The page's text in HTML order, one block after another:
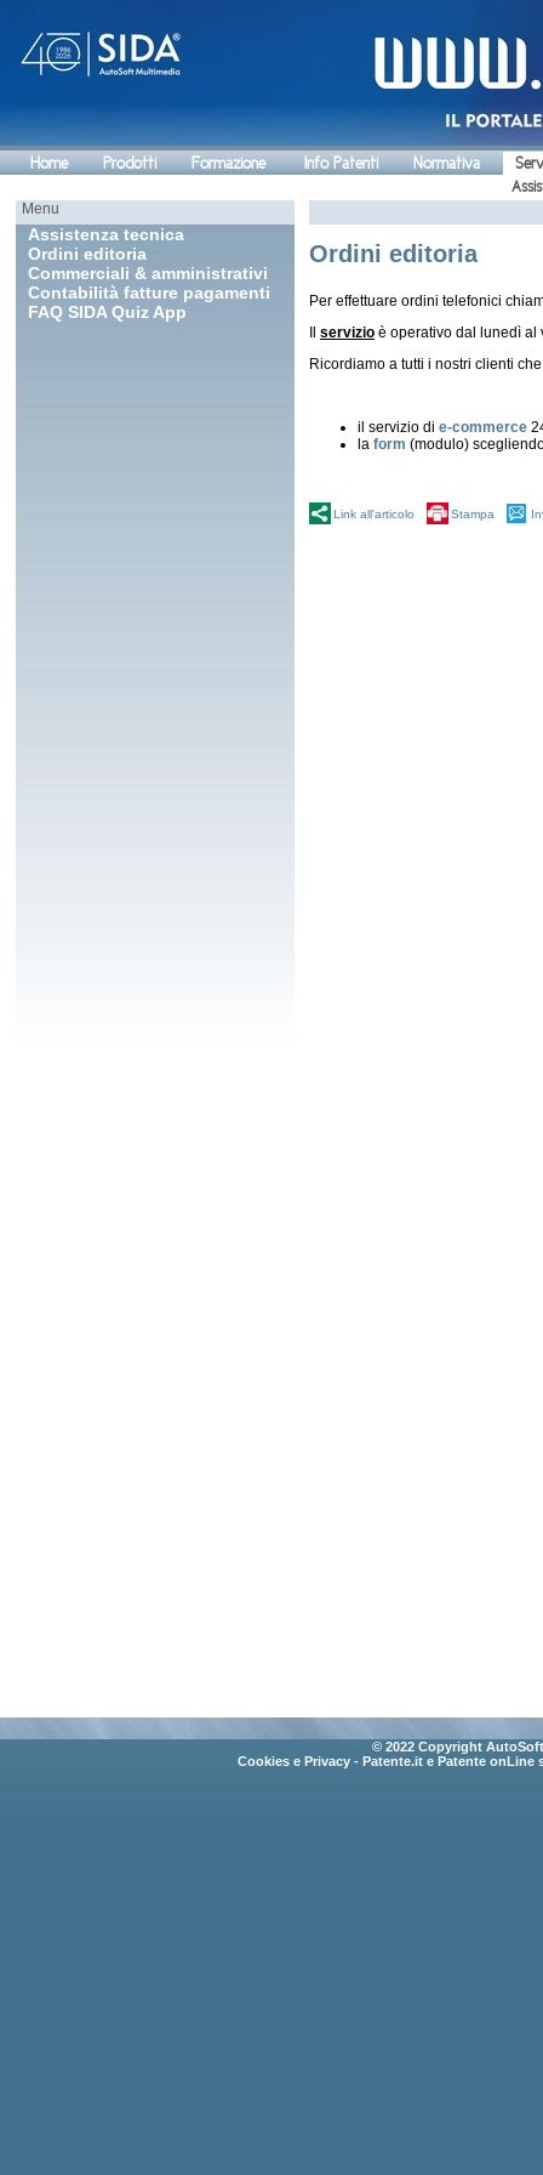
Home Prodotti Formazione Info Patenti Normativa
Menu
Assistenza tecnica
Ordini editoria
Commerciali & amministrativi
Contabilità fatture pagamenti
FAQ SIDA Quiz App
Ordini editoria
Per effettuare ordini telefonici
servizio è operativo dal lunedì al
Ricordiamo a tutti i nostri clienti
il servizio di e-commerce
la form (modulo)
Link all'articolo Stampa
© 2022 Copyright
Cookies e Privacy - Patente.it e Patente onLine